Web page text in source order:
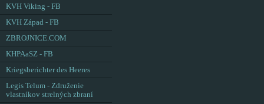
KVH Viking - FB
KVH Západ - FB
ZBROJNICE.COM
KHPAaSZ - FB
Kriegsberichter des Heeres
Legis Telum - Združenie
vlastníkov strelných zbraní